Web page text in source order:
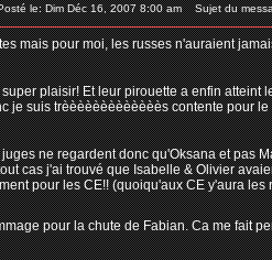
le: Dim Déc 16, 2007 8:00 am Sujet du
mais pour moi, les russes n'auraient
super plaisir! Et leur pirouette a enfin atteint
je suis trèèèèèèèèèèèèès contente pour
ne regardent donc qu'Oksana et pas
cas j'ai trouvé que Isabelle & Olivier
pour les CE!! (quoiqu'aux CE y'aura
pour la chute de Fabian. Ca me fait